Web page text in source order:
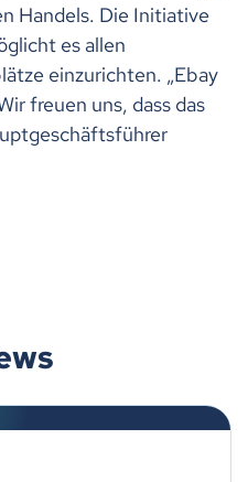
Handels. Die Initiative
es allen
einzurichten. „Ebay
freuen uns, dass das